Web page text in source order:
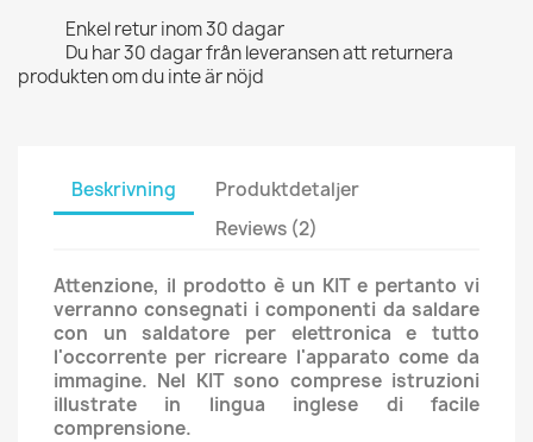
Enkel retur inom 30 dagar
Du har 30 dagar från leveransen att returnera
produkten om du inte är nöjd
Beskrivning
Produktdetaljer
Reviews (2)
Attenzione, il prodotto è un KIT e pertanto vi
verranno consegnati i componenti da saldare
con un saldatore per elettronica e tutto
l'occorrente per ricreare l'apparato come da
immagine. Nel KIT sono comprese istruzioni
illustrate in lingua inglese di facile
comprensione.